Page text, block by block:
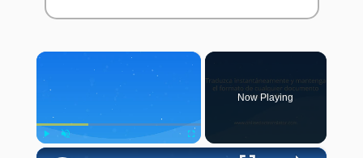
×
Play Unmute Fullscreen
Now Playing
×